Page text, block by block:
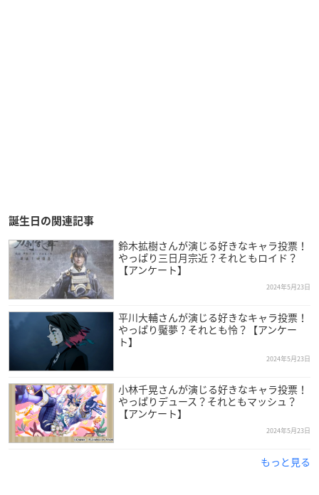
誕生日の関連記事
鈴木拡樹さんが演じる好きなキャラ投票！
やっぱり三日月宗近？それともロイド？
【アンケート】
2024年5月23日
平川大輔さんが演じる好きなキャラ投票！
やっぱり魘夢？それとも怜？【アンケー
ト】
2024年5月23日
小林千晃さんが演じる好きなキャラ投票！
やっぱりデュース？それともマッシュ？
【アンケート】
2024年5月23日
もっと見る